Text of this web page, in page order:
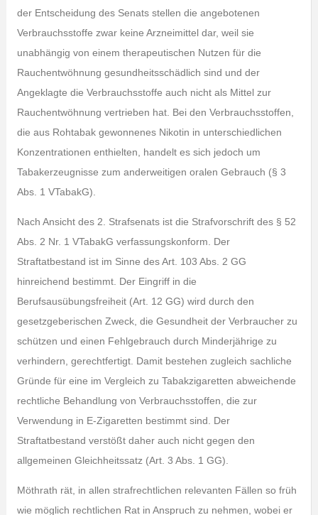
der Entscheidung des Senats stellen die angebotenen
Verbrauchsstoffe zwar keine Arzneimittel dar, weil sie
unabhängig von einem therapeutischen Nutzen für die
Rauchentwöhnung gesundheitsschädlich sind und der
Angeklagte die Verbrauchsstoffe auch nicht als Mittel zur
Rauchentwöhnung vertrieben hat. Bei den Verbrauchsstoffen,
die aus Rohtabak gewonnenes Nikotin in unterschiedlichen
Konzentrationen enthielten, handelt es sich jedoch um
Tabakerzeugnisse zum anderweitigen oralen Gebrauch (§ 3
Abs. 1 VTabakG).
Nach Ansicht des 2. Strafsenats ist die Strafvorschrift des § 52
Abs. 2 Nr. 1 VTabakG verfassungskonform. Der
Straftatbestand ist im Sinne des Art. 103 Abs. 2 GG
hinreichend bestimmt. Der Eingriff in die
Berufsausübungsfreiheit (Art. 12 GG) wird durch den
gesetzgeberischen Zweck, die Gesundheit der Verbraucher zu
schützen und einen Fehlgebrauch durch Minderjährige zu
verhindern, gerechtfertigt. Damit bestehen zugleich sachliche
Gründe für eine im Vergleich zu Tabakzigaretten abweichende
rechtliche Behandlung von Verbrauchsstoffen, die zur
Verwendung in E-Zigaretten bestimmt sind. Der
Straftatbestand verstößt daher auch nicht gegen den
allgemeinen Gleichheitssatz (Art. 3 Abs. 1 GG).
Möthrath rät, in allen strafrechtlichen relevanten Fällen so früh
wie möglich rechtlichen Rat in Anspruch zu nehmen, wobei er